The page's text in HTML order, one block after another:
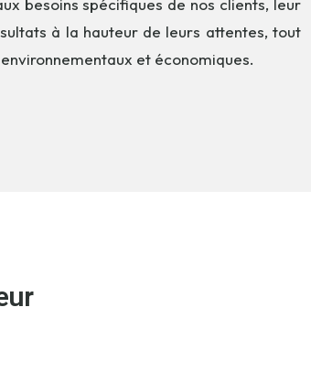
besoins spécifiques de nos clients, leur
à la hauteur de leurs attentes, tout
et économiques.